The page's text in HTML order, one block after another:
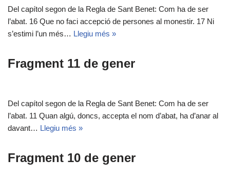
Del capítol segon de la Regla de Sant Benet: Com ha de ser
l’abat. 16 Que no faci accepció de persones al monestir. 17 Ni
s’estimi l’un més… Llegiu més »
Fragment 11 de gener
Del capítol segon de la Regla de Sant Benet: Com ha de ser
l’abat. 11 Quan algú, doncs, accepta el nom d’abat, ha d’anar al
davant… Llegiu més »
Fragment 10 de gener